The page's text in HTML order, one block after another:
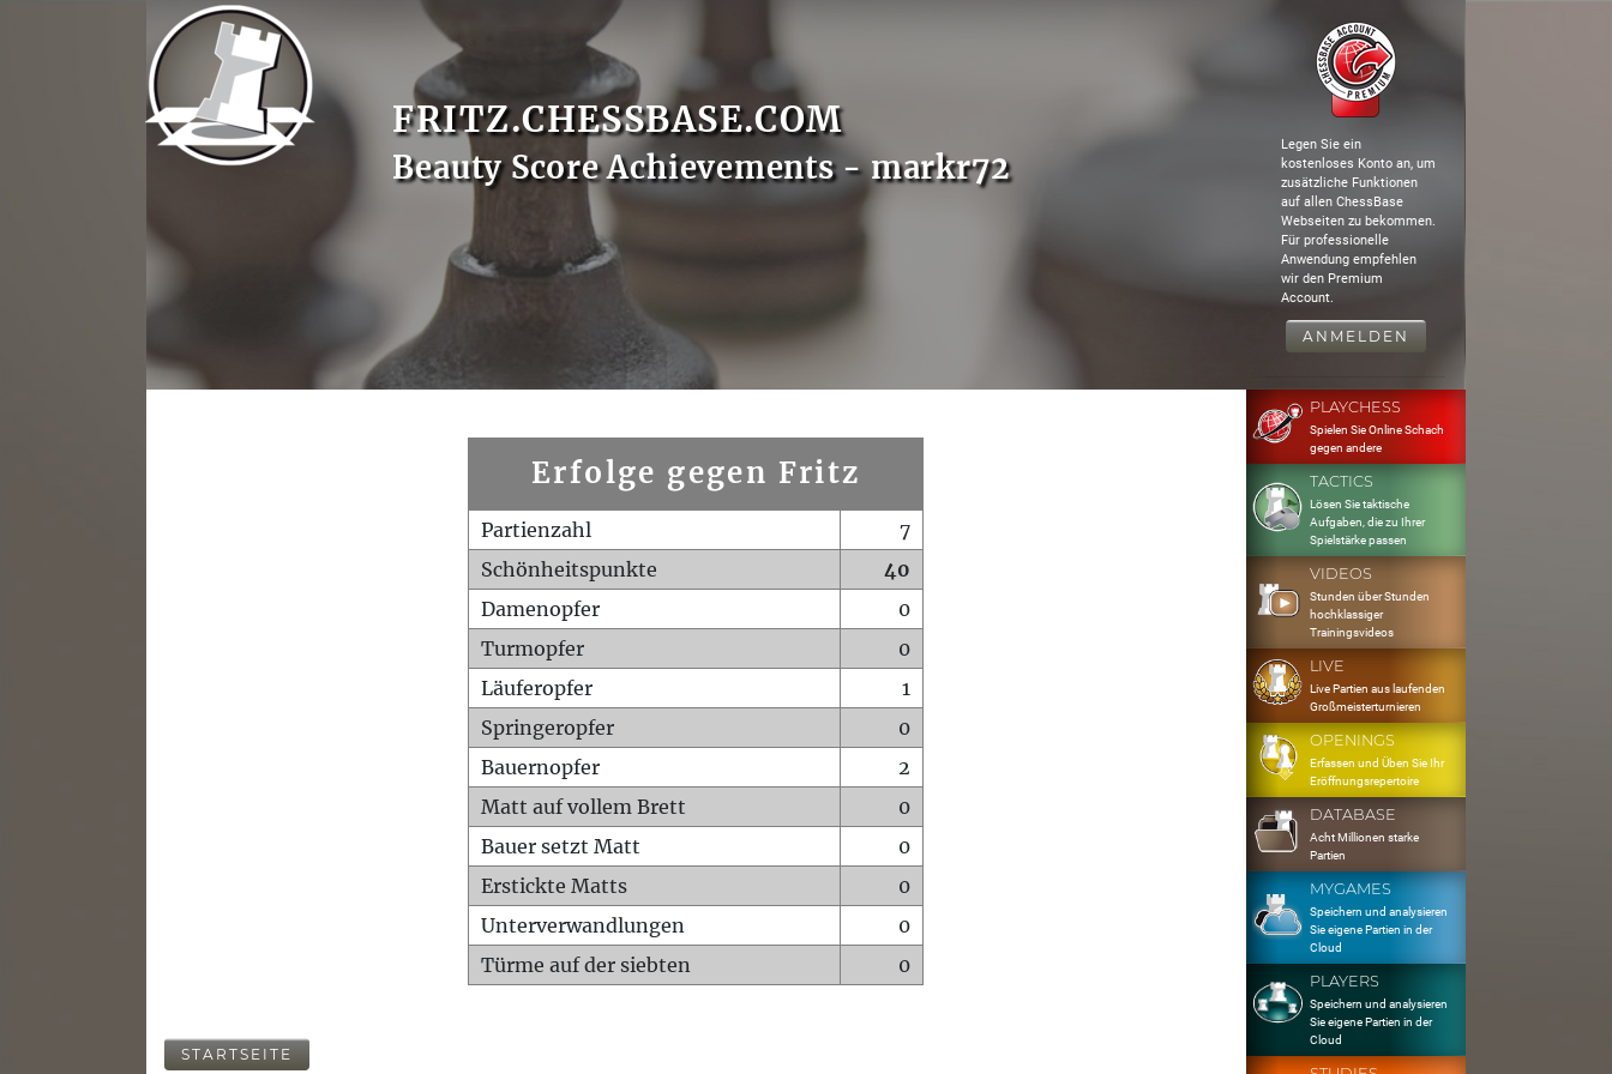
FRITZ.CHESSBASE.COM
Beauty Score Achievements - markr72
Legen Sie ein
kostenloses Konto an, um
zusätzliche Funktionen
auf allen ChessBase
Webseiten zu bekommen.
Für professionelle
Anwendung empfehlen
wir den Premium
Account.
ANMELDEN
Erfolge gegen Fritz
Partienzahl
7
Schönheitspunkte
40
Damenopfer
0
Turmopfer
0
Läuferopfer
1
Springeropfer
0
Bauernopfer
2
Matt auf vollem Brett
0
Bauer setzt Matt
0
Erstickte Matts
0
Unterverwandlungen
0
Türme auf der siebten
0
STARTSEITE
PLAYCHESS
Spielen Sie Online Schach
gegen andere
TACTICS
Lösen Sie taktische
Aufgaben, die zu Ihrer
Spielstärke passen
VIDEOS
Stunden über Stunden
hochklassiger
Trainingsvideos
LIVE
Live Partien aus laufenden
Großmeisterturnieren
OPENINGS
Erfassen und Üben Sie Ihr
Eröffnungsrepertoire
DATABASE
Acht Millionen starke
Partien
MYGAMES
Speichern und analysieren
Sie eigene Partien in der
Cloud
PLAYERS
Speichern und analysieren
Sie eigene Partien in der
Cloud